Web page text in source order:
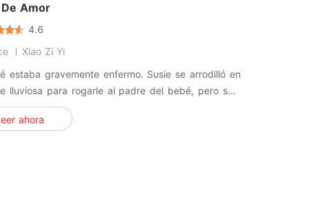
Amor
4.6
Xiao Zi Yi
estaba gravemente enfermo. Susie se arrodilló en
lluviosa para rogarle al padre del bebé, pero solo
desprecio por su parte. Raymond, un hombre
se acercó a ella para destruir a su familia.
ahora